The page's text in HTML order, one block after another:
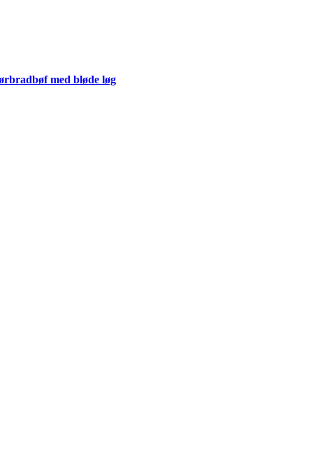
med bløde løg